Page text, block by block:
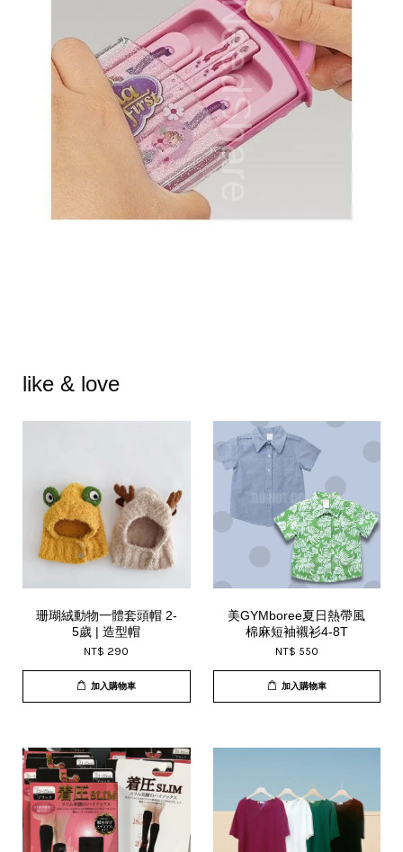
like & love
珊瑚絨動物一體套頭帽 2-
5歲 | 造型帽
NT$ 290
加入購物車
美GYMboree夏日熱帶風
棉麻短袖襯衫4-8T
NT$ 550
加入購物車